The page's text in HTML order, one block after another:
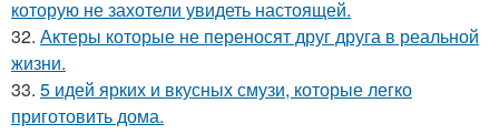
которую не захотели увидеть настоящей.
32. Актеры которые не переносят друг друга в реальной
жизни.
33. 5 идей ярких и вкусных смузи, которые легко
приготовить дома.